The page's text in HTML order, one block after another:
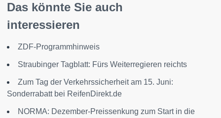
Das könnte Sie auch
interessieren
ZDF-Programmhinweis
Straubinger Tagblatt: Fürs Weiterregieren reichts
Zum Tag der Verkehrssicherheit am 15. Juni:
Sonderrabatt bei ReifenDirekt.de
NORMA: Dezember-Preissenkung zum Start in die